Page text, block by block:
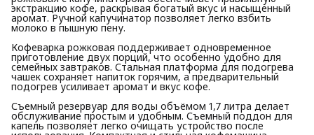
экстракцию кофе, раскрывая богатый вкус и насыщенный
аромат. Ручной капучинатор позволяет легко взбить
молоко в пышную пену.
Кофеварка рожковая поддерживает одновременное
приготовление двух порций, что особенно удобно для
семейных завтраков. Стальная платформа для подогрева
чашек сохраняет напиток горячим, а предварительный
подогрев усиливает аромат и вкус кофе.
Съемный резервуар для воды объёмом 1,7 литра делает
обслуживание простым и удобным. Съемный поддон для
капель позволяет легко очищать устройство после